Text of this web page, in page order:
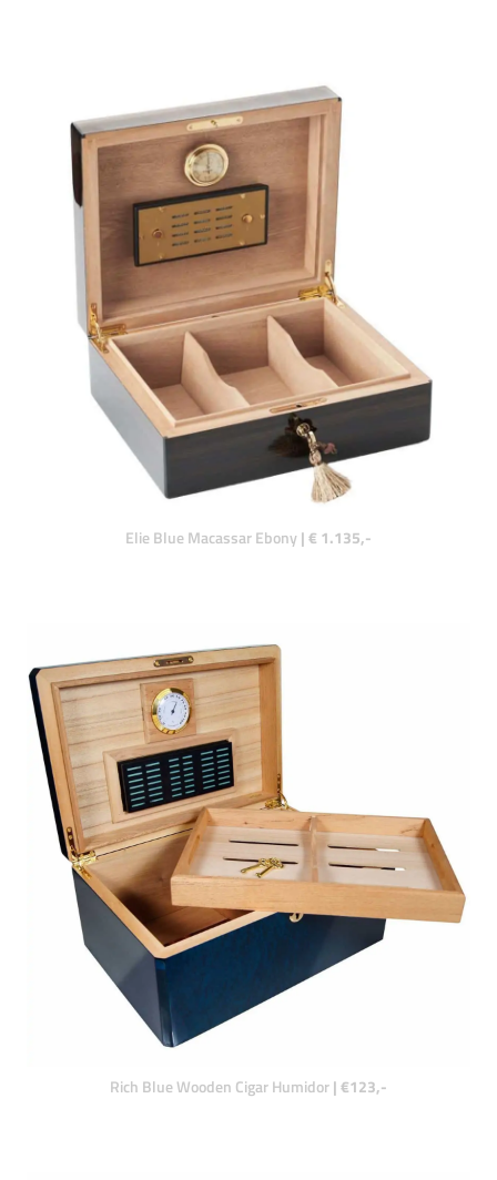
Elie Blue Macassar Ebony | € 1.135,-
Rich Blue Wooden Cigar Humidor | €123,-